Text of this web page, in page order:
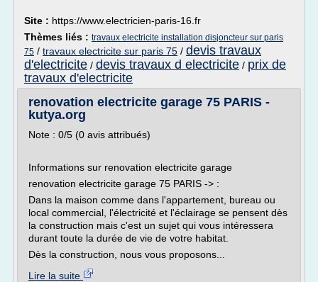
Site : https://www.electricien-paris-16.fr
Thèmes liés : travaux electricite installation disjoncteur sur paris
75 / travaux electricite sur paris 75 / devis travaux
d'electricite / devis travaux d electricite / prix de
travaux d'electricite
renovation electricite garage 75 PARIS -
kutya.org
Note : 0/5 (0 avis attribués)
Informations sur renovation electricite garage
renovation electricite garage 75 PARIS -> :
Dans la maison comme dans l'appartement, bureau ou
local commercial, l'électricité et l'éclairage se pensent dès
la construction mais c'est un sujet qui vous intéressera
durant toute la durée de vie de votre habitat.
Dès la construction, nous vous proposons...
Lire la suite